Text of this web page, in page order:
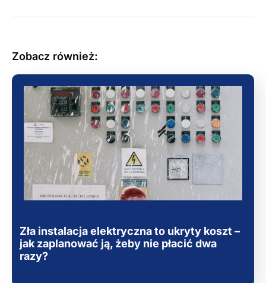
Zobacz również:
Zła instalacja elektryczna to ukryty koszt –
jak zaplanować ją, żeby nie płacić dwa
razy?